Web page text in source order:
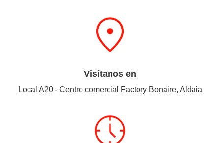
Visítanos en
Local A20 - Centro comercial Factory Bonaire, Aldaia